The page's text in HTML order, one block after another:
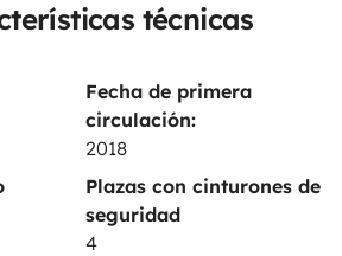
técnicas
Fecha de primera
circulación:
2018
Plazas con cinturones de
seguridad
4